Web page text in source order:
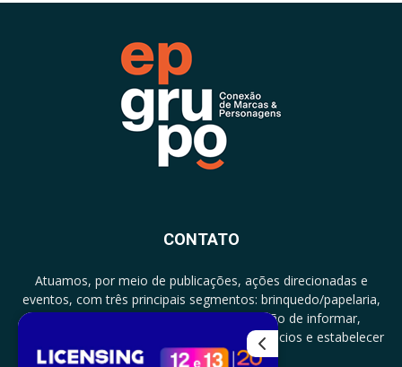
CONTATO
Atuamos, por meio de publicações, ações direcionadas e
eventos, com três principais segmentos: brinquedo/papelaria,
licenciamento e zero a três com a missão de informar,
documentar, proporcionar encontro de negócios e estabelecer
parcerias.